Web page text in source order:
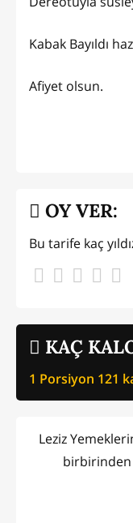
Kabak Bayıldı
Afiyet olsun.
KAÇ
1 Porsiyon 121
OY VER:
Bu tarife kaç
Leziz
birbirinden